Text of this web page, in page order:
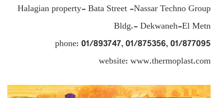
Halagian property- Bata Street -Nassar Techno Group
Bldg.- Dekwaneh-El Metn
phone: 01/893747, 01/875356, 01/877095
website: www.thermoplast.com